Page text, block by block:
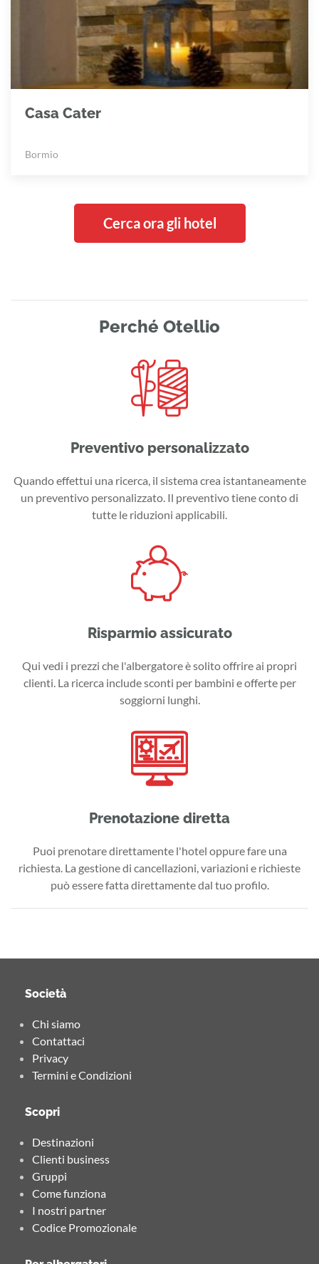
Casa Cater
Bormio
Cerca ora gli hotel
Perché Otellio
Preventivo personalizzato
Quando effettui una ricerca, il sistema crea istantaneamente
un preventivo personalizzato. Il preventivo tiene conto di
tutte le riduzioni applicabili.
Risparmio assicurato
Qui vedi i prezzi che l'albergatore è solito offrire ai propri
clienti. La ricerca include sconti per bambini e offerte per
soggiorni lunghi.
Prenotazione diretta
Puoi prenotare direttamente l'hotel oppure fare una
richiesta. La gestione di cancellazioni, variazioni e richieste
può essere fatta direttamente dal tuo profilo.
Società
Chi siamo
Contattaci
Privacy
Termini e Condizioni
Scopri
Destinazioni
Clienti business
Gruppi
Come funziona
I nostri partner
Codice Promozionale